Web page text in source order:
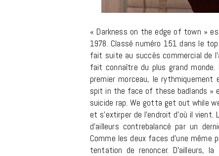
« Darkness on the edge of town »
1978. Classé numéro 151 dans le
fait suite au succès commercial de
fait connaître du plus grand
premier morceau, le rythmiquement
spit in the face of these badlands »
suicide rap. We gotta get out while
et s’extirper de l’endroit d’où il
d’ailleurs contrebalancé par un
Comme les deux faces d’une même
tentation de renoncer. D’ailleurs,